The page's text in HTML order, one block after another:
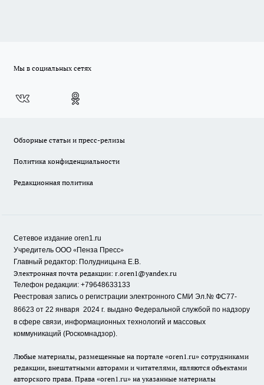
Мы в социальных сетях
Обзорные статьи и пресс-релизы
Политика конфиденциальности
Редакционная политика
Сетевое издание oren1.ru
Учредитель ООО «Пенза Пресс»
Главный редактор: Полудницына Е.В.
Электронная почта редакции: r.oren1@yandex.ru
Телефон редакции: +79648633133
Реестровая запись о регистрации электронного СМИ Эл.№ ФС77-
86623 от 22 января 2024 г. выдано Федеральной службой по надзору
в сфере связи, информационных технологий и массовых
коммуникаций (Роскомнадзор).
Любые материалы, размещенные на портале «oren1.ru» сотрудниками
редакции, внештатными авторами и читателями, являются объектами
авторского права. Права «oren1.ru» на указанные материалы